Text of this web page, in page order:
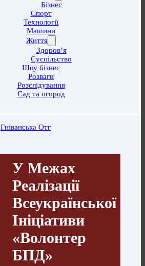
Бізнес
Спорт
Технології
Машини
Життя
Здоров’я
Суспільство
Шоу бізнес
Розваги
Розслідування
Сад та огород
Гніванська Отг
У Межах
Реалізації
Всеукраїнської
Ініціативи
«Волонтер
БПД»